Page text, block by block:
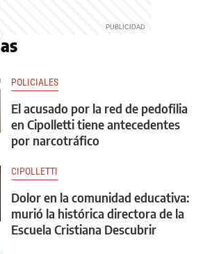
POLICIALES
El acusado por la red de pedofilia
en Cipolletti tiene antecedentes
por narcotráfico
CIPOLLETTI
Dolor en la comunidad educativa:
murió la histórica directora de la
Escuela Cristiana Descubrir